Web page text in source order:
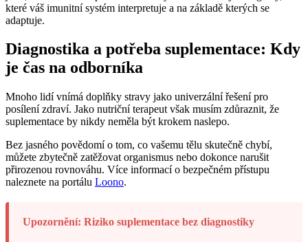
které váš imunitní systém interpretuje a na základě kterých se
adaptuje.
Diagnostika a potřeba suplementace: Kdy
je čas na odborníka
Mnoho lidí vnímá doplňky stravy jako univerzální řešení pro
posílení zdraví. Jako nutriční terapeut však musím zdůraznit, že
suplementace by nikdy neměla být krokem naslepo.
Bez jasného povědomí o tom, co vašemu tělu skutečně chybí,
můžete zbytečně zatěžovat organismus nebo dokonce narušit
přirozenou rovnováhu. Více informací o bezpečném přístupu
naleznete na portálu Loono.
Upozornění: Riziko suplementace bez diagnostiky